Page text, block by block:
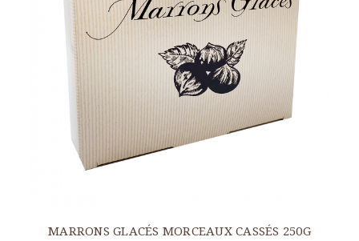
MARRONS GLACÉS MORCEAUX CASSÉS 250G